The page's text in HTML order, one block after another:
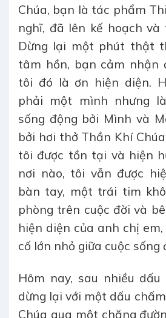
Chúa, bạn là tác phẩm
nghĩ, đã lên kế hoạch
Dừng lại một phút thật
tâm hồn, bạn cảm nhận
tôi đó là ơn hiện diện.
phải một mình nhưng
sống động bởi Mình và
bởi hơi thở Thần Khí
tôi được tồn tại và hiện
nơi nào, tôi vẫn được
bàn tay, một trái tim
phòng trên cuộc đời và
hiện diện của anh chị
cố lớn nhỏ giữa cuộc
Hôm nay, sau nhiều dấu
dừng lại với một dấu
Chúa qua một chặng